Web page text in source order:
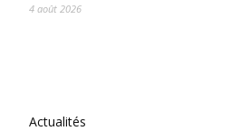
4 août 2026
Actualités